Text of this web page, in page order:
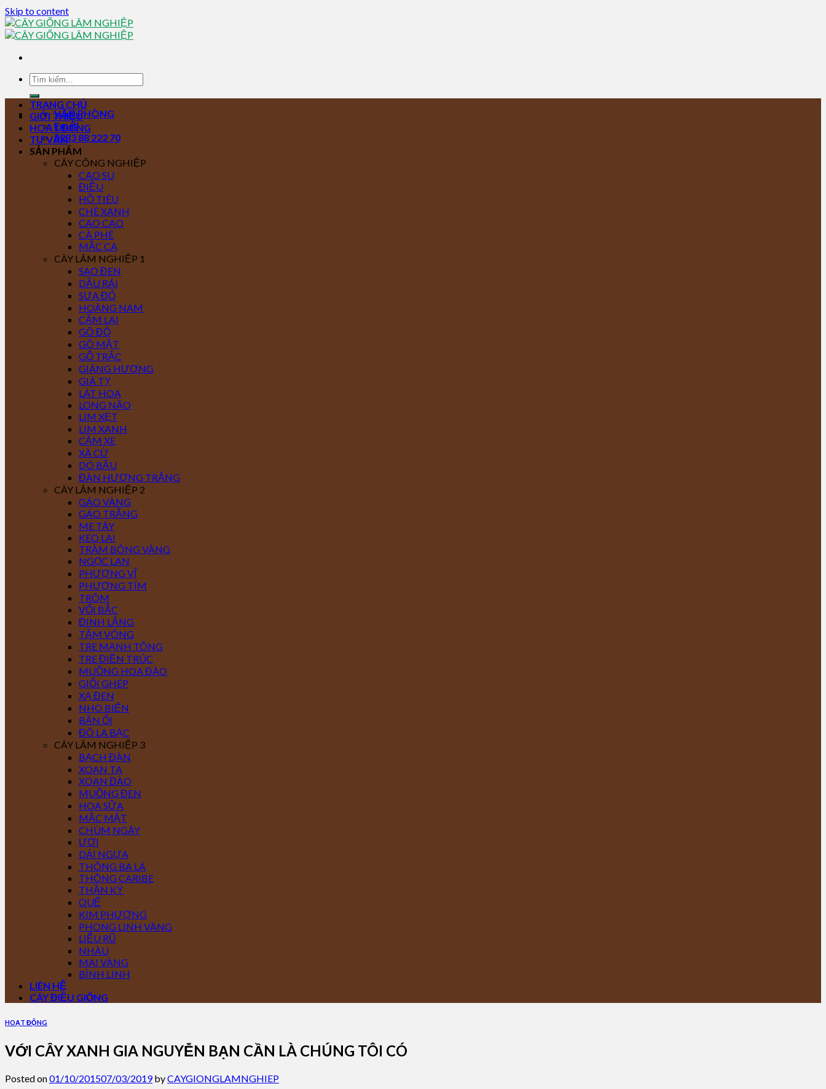
Skip to content
VĂN PHÒNG
Email
0283 88 222 70
TRANG CHỦ
GIỚI THIỆU
HOẠT ĐỘNG
TƯ VẤN
SẢN PHẨM
CÂY CÔNG NGHIỆP
CAO SU
ĐIỀU
HỒ TIÊU
CHÈ XANH
CAO CAO
CÀ PHÊ
MẮC CA
CÂY LÂM NGHIỆP 1
SAO ĐEN
DẦU RÁI
SƯA ĐỎ
HOÀNG NAM
CẨM LAI
GÕ ĐỎ
GÕ MẬT
GỖ TRẮC
GIÁNG HƯƠNG
GIÁ TỴ
LÁT HOA
LONG NÃO
LIM XẸT
LIM XANH
CĂM XE
XÀ CỪ
DÓ BẦU
ĐÀN HƯƠNG TRẮNG
CÂY LÂM NGHIỆP 2
GÁO VÀNG
GÁO TRẮNG
ME TÂY
KEO LAI
TRÀM BÔNG VÀNG
NGỌC LAN
PHƯỢNG VĨ
PHƯỢNG TÍM
TRÔM
VỐI BẮC
ĐINH LĂNG
TẦM VÔNG
TRE MẠNH TÔNG
TRE ĐIỀN TRÚC
MUỒNG HOA ĐÀO
GIỔI GHÉP
XẠ ĐEN
NHO BIỂN
BẦN ỔI
ĐÔ LA BẠC
CÂY LÂM NGHIỆP 3
BẠCH ĐÀN
XOAN TA
XOAN ĐÀO
MUỒNG ĐEN
HOA SỮA
MẮC MẬT
CHÙM NGÂY
ƯƠI
DÁI NGỰA
THÔNG BA LÁ
THÔNG CARIBE
THẦN KỲ
QUẾ
KIM PHƯỢNG
PHONG LINH VÀNG
LIỄU RŨ
NHÀU
MAI VÀNG
BÌNH LINH
LIÊN HỆ
CÂY ĐIỀU GIỐNG
HOẠT ĐỘNG
VỚI CÂY XANH GIA NGUYỄN BẠN CẦN LÀ CHÚNG TÔI CÓ
Posted on01/10/201507/03/2019byCAYGIONGLAMNGHIEP